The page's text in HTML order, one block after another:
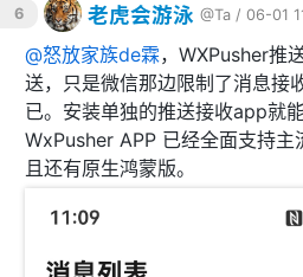
配置项 类型
apikey
port
slot
6 老虎会游泳 @Ta / 06-01
@怒放家族de霖，WXPusher推
送，只是微信那边限制了消息接
已。安装单独的推送接收app就
WxPusher APP 已经全面支持主
且还有原生鸿蒙版。